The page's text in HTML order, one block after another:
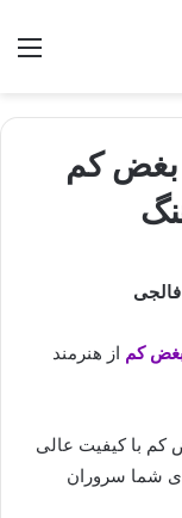
بغض کم
بغض کم از هنرمند
کم با کیفیت عالی
شما سروران